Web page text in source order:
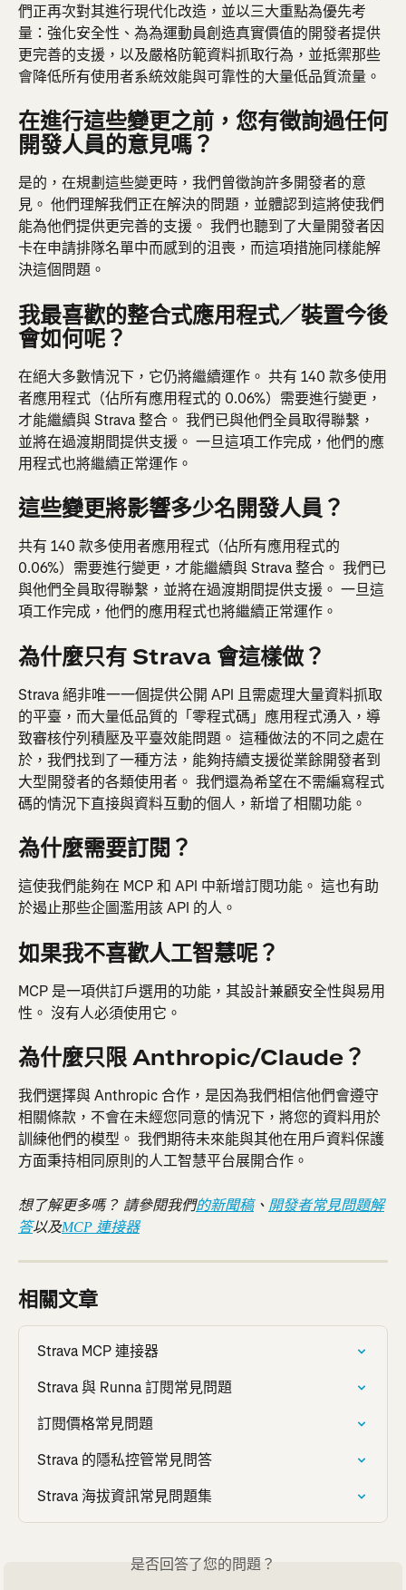
們正再次對其進行現代化改造，並以三大重點為優先考
量：強化安全性、為為運動員創造真實價值的開發者提供
更完善的支援，以及嚴格防範資料抓取行為，並抵禦那些
會降低所有使用者系統效能與可靠性的大量低品質流量。
在進行這些變更之前，您有徵詢過任何
開發人員的意見嗎？
是的，在規劃這些變更時，我們曾徵詢許多開發者的意
見。 他們理解我們正在解決的問題，並體認到這將使我們
能為他們提供更完善的支援。 我們也聽到了大量開發者因
卡在申請排隊名單中而感到的沮喪，而這項措施同樣能解
決這個問題。
我最喜歡的整合式應用程式／裝置今後
會如何呢？
在絕大多數情況下，它仍將繼續運作。 共有 140 款多使用
者應用程式（佔所有應用程式的 0.06%）需要進行變更，
才能繼續與 Strava 整合。 我們已與他們全員取得聯繫，
並將在過渡期間提供支援。 一旦這項工作完成，他們的應
用程式也將繼續正常運作。
這些變更將影響多少名開發人員？
共有 140 款多使用者應用程式（佔所有應用程式的
0.06%）需要進行變更，才能繼續與 Strava 整合。 我們已
與他們全員取得聯繫，並將在過渡期間提供支援。 一旦這
項工作完成，他們的應用程式也將繼續正常運作。
為什麼只有 Strava 會這樣做？
Strava 絕非唯一一個提供公開 API 且需處理大量資料抓取
的平臺，而大量低品質的「零程式碼」應用程式湧入，導
致審核佇列積壓及平臺效能問題。 這種做法的不同之處在
於，我們找到了一種方法，能夠持續支援從業餘開發者到
大型開發者的各類使用者。 我們還為希望在不需編寫程式
碼的情況下直接與資料互動的個人，新增了相關功能。
為什麼需要訂閱？
這使我們能夠在 MCP 和 API 中新增訂閱功能。 這也有助
於遏止那些企圖濫用該 API 的人。
如果我不喜歡人工智慧呢？
MCP 是一項供訂戶選用的功能，其設計兼顧安全性與易用
性。 沒有人必須使用它。
為什麼只限 Anthropic/Claude？
我們選擇與 Anthropic 合作，是因為我們相信他們會遵守
相關條款，不會在未經您同意的情況下，將您的資料用於
訓練他們的模型。 我們期待未來能與其他在用戶資料保護
方面秉持相同原則的人工智慧平台展開合作。
想了解更多嗎？ 請參閱我們的新聞稿、 開發者常見問題解
答以及MCP 連接器
相關文章
Strava MCP 連接器
Strava 與 Runna 訂閱常見問題
訂閱價格常見問題
Strava 的隱私控管常見問答
Strava 海拔資訊常見問題集
是否回答了您的問題？